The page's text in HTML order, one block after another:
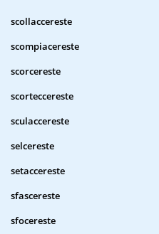
scollaccereste
scompiacereste
scorcereste
scorteccereste
sculaccereste
selcereste
setaccereste
sfascereste
sfocereste